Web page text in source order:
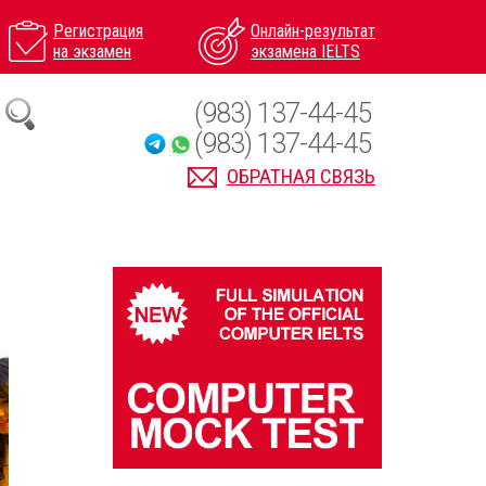
Регистрация
на экзамен
Онлайн-результат
экзамена IELTS
ОБРАТНАЯ СВЯЗЬ
(983) 137-44-45
(983) 137-44-45